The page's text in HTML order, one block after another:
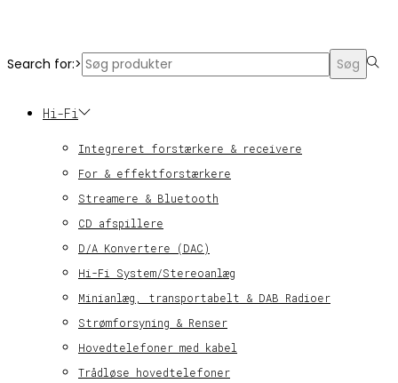
Search for:> Søg
Hi-Fi
Integreret forstærkere & receivere
For & effektforstærkere
Streamere & Bluetooth
CD afspillere
D/A Konvertere (DAC)
Hi-Fi System/Stereoanlæg
Minianlæg, transportabelt & DAB Radioer
Strømforsyning & Renser
Hovedtelefoner med kabel
Trådløse hovedtelefoner